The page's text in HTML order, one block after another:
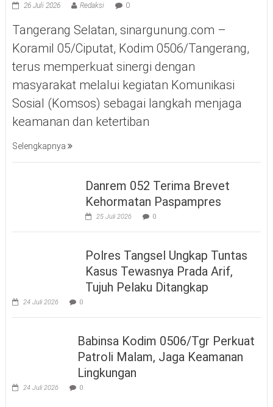
26 Juli 2026 Redaksi 0
Tangerang Selatan, sinargunung.com –
Koramil 05/Ciputat, Kodim 0506/Tangerang,
terus memperkuat sinergi dengan
masyarakat melalui kegiatan Komunikasi
Sosial (Komsos) sebagai langkah menjaga
keamanan dan ketertiban
Selengkapnya
Danrem 052 Terima Brevet
Kehormatan Paspampres
25 Juli 2026 0
Polres Tangsel Ungkap Tuntas
Kasus Tewasnya Prada Arif,
Tujuh Pelaku Ditangkap
24 Juli 2026 0
Babinsa Kodim 0506/Tgr Perkuat
Patroli Malam, Jaga Keamanan
Lingkungan
24 Juli 2026 0